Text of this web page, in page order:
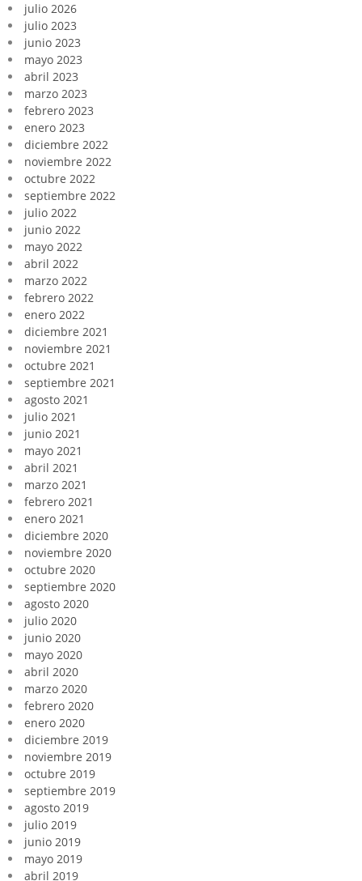
julio 2026
julio 2023
junio 2023
mayo 2023
abril 2023
marzo 2023
febrero 2023
enero 2023
diciembre 2022
noviembre 2022
octubre 2022
septiembre 2022
julio 2022
junio 2022
mayo 2022
abril 2022
marzo 2022
febrero 2022
enero 2022
diciembre 2021
noviembre 2021
octubre 2021
septiembre 2021
agosto 2021
julio 2021
junio 2021
mayo 2021
abril 2021
marzo 2021
febrero 2021
enero 2021
diciembre 2020
noviembre 2020
octubre 2020
septiembre 2020
agosto 2020
julio 2020
junio 2020
mayo 2020
abril 2020
marzo 2020
febrero 2020
enero 2020
diciembre 2019
noviembre 2019
octubre 2019
septiembre 2019
agosto 2019
julio 2019
junio 2019
mayo 2019
abril 2019